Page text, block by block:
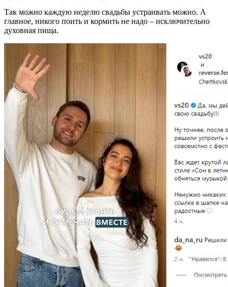
Так можно каждую неделю свадьбы устраивать можно. А
главное, никого поить и кормить не надо – исключительно
духовная пища.